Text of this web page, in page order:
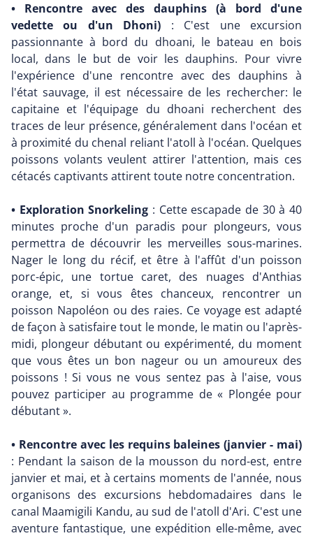
• Rencontre avec des dauphins (à bord d'une
vedette ou d'un Dhoni) : C'est une excursion
passionnante à bord du dhoani, le bateau en bois
local, dans le but de voir les dauphins. Pour vivre
l'expérience d'une rencontre avec des dauphins à
l'état sauvage, il est nécessaire de les rechercher: le
capitaine et l'équipage du dhoani recherchent des
traces de leur présence, généralement dans l'océan et
à proximité du chenal reliant l'atoll à l'océan. Quelques
poissons volants veulent attirer l'attention, mais ces
cétacés captivants attirent toute notre concentration.
• Exploration Snorkeling : Cette escapade de 30 à 40
minutes proche d'un paradis pour plongeurs, vous
permettra de découvrir les merveilles sous-marines.
Nager le long du récif, et être à l'affût d'un poisson
porc-épic, une tortue caret, des nuages d'Anthias
orange, et, si vous êtes chanceux, rencontrer un
poisson Napoléon ou des raies. Ce voyage est adapté
de façon à satisfaire tout le monde, le matin ou l'après-
midi, plongeur débutant ou expérimenté, du moment
que vous êtes un bon nageur ou un amoureux des
poissons ! Si vous ne vous sentez pas à l'aise, vous
pouvez participer au programme de « Plongée pour
débutant ».
• Rencontre avec les requins baleines (janvier - mai)
: Pendant la saison de la mousson du nord-est, entre
janvier et mai, et à certains moments de l'année, nous
organisons des excursions hebdomadaires dans le
canal Maamigili Kandu, au sud de l'atoll d'Ari. C'est une
aventure fantastique, une expédition elle-même, avec